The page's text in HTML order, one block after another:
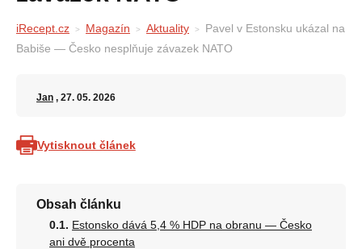
iRecept.cz Magazín Aktuality
Pavel v Estonsku ukázal na
Babiše — Česko nesplňuje závazek NATO
Jan , 27. 05. 2026
Vytisknout článek
Obsah článku
Estonsko dává 5,4 % HDP na obranu — Česko
ani dvě procenta